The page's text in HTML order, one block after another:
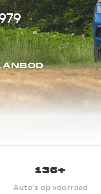
136+
Auto’s op voorraad